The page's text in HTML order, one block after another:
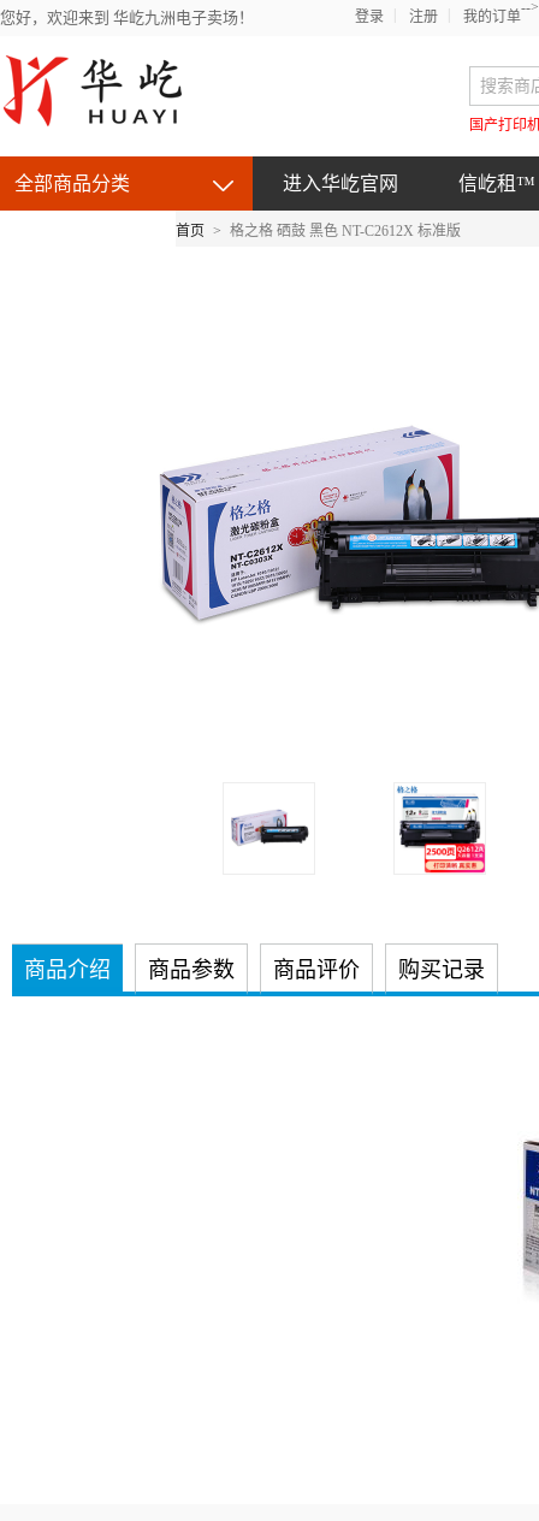
您好，欢迎来到 华屹九洲电子卖场！
-->
登录 注册 我的订单
国产打印
全部商品分类 进入华屹官网 信屹租™
京东自营产品
首页 > 格之格 硒鼓 黑色 NT-C2612X 标准版
商品介绍 商品参数 商品评价 购买记录